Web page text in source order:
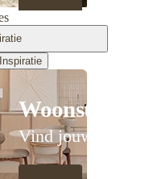
Inspiratie
Woonstijlen
Vind jouw stijl